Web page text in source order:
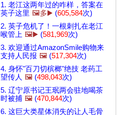
1. 老江这两年过的咋样，答案在
英子这里 🖼️多▶️ (605,584次)
2. 英子危机了！一根刺扎在老江
喉管上 🖼️▶️ (581,969次)
3. 欢迎通过AmazonSmile购物来
支持人民报 🖼️ (517,304次)
4. 身怀"百刀切槟榔"绝技 老药工
望传人 🖼️ (498,043次)
5. 辽宁原书记王珉两会驻地喝茶
时被捕 🖼️ (470,844次)
6. 这巨大类星体消失的让人毛骨